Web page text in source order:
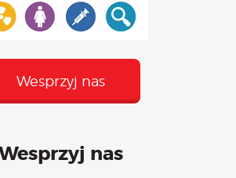
Wesprzyj nas
nas